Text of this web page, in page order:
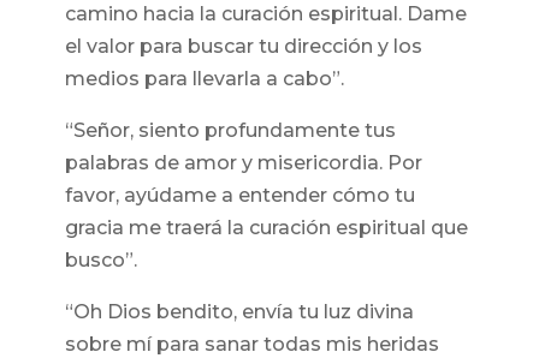
camino hacia la curación espiritual. Dame
el valor para buscar tu dirección y los
medios para llevarla a cabo”.
“Señor, siento profundamente tus
palabras de amor y misericordia. Por
favor, ayúdame a entender cómo tu
gracia me traerá la curación espiritual que
busco”.
“Oh Dios bendito, envía tu luz divina
sobre mí para sanar todas mis heridas